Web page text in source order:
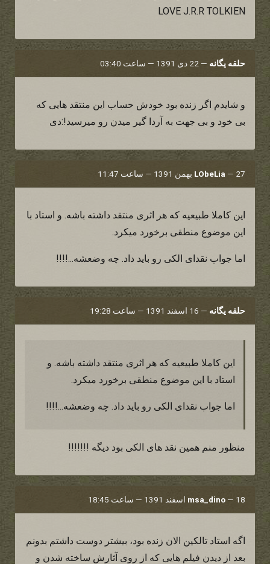
LOVE J.R.R TOLKIEN
حلقه یگانه — 22 دی 1391 — ساعت 03:40
و شایدم اگر زنده بود خودش حساب این منتقد هایی که
بی خود و بی جهت به آردا گیر میدن رو میرسید!:دی
LObeLia — 27 بهمن 1391 — ساعت 11:47
این کاملا طبیعیه که هر اثری منتقد داشته باشه. و استاد با
این موضوع منطقی برخورد میکرد.
اما جواب نقدای الکی رو باید داد. چه وضعشه...!!!!
حلقه یگانه — 16 اسفند 1391 — ساعت 19:28
این کاملا طبیعیه که هر اثری منتقد داشته باشه. و
استاد با این موضوع منطقی برخورد میکرد.
اما جواب نقدای الکی رو باید داد. چه وضعشه...!!!!
منظور منم همین نقد های الکی بود دیگه !!!!!!!
msa_dino — 18 اسفند 1391 — ساعت 18:45
اگه استاد تالکین الان زنده بود، بیشتر دوست داشتم بدونم
بعد از دیدن فیلم هایی که از روی آثارش ساخته شدن و